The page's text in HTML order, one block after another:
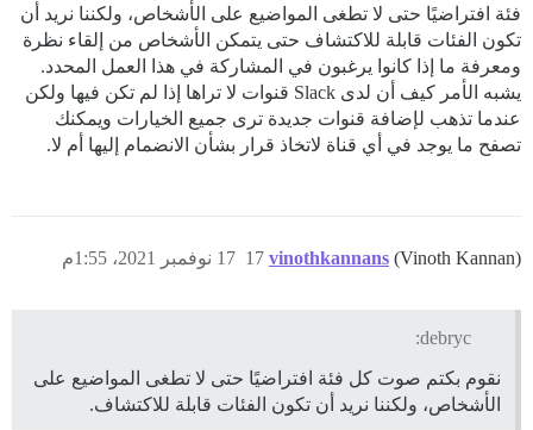
فئة افتراضيًا حتى لا تطغى المواضيع على الأشخاص، ولكننا نريد أن
تكون الفئات قابلة للاكتشاف حتى يتمكن الأشخاص من إلقاء نظرة
ومعرفة ما إذا كانوا يرغبون في المشاركة في هذا العمل المحدد.
يشبه الأمر كيف أن لدى Slack قنوات لا تراها إذا لم تكن فيها ولكن
عندما تذهب لإضافة قنوات جديدة ترى جميع الخيارات ويمكنك
تصفح ما يوجد في أي قناة لاتخاذ قرار بشأن الانضمام إليها أم لا.
vinothkannans (Vinoth Kannan) 17 نوفمبر 2021، 1:55م 17
debryc:
نقوم بكتم صوت كل فئة افتراضيًا حتى لا تطغى المواضيع على
الأشخاص، ولكننا نريد أن تكون الفئات قابلة للاكتشاف.